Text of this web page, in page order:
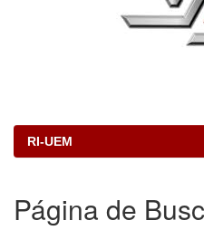
RI-UEM
Página de